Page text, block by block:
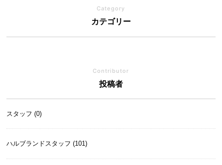
Category
カテゴリー
Contributor
投稿者
スタッフ (0)
ハルブランドスタッフ (101)